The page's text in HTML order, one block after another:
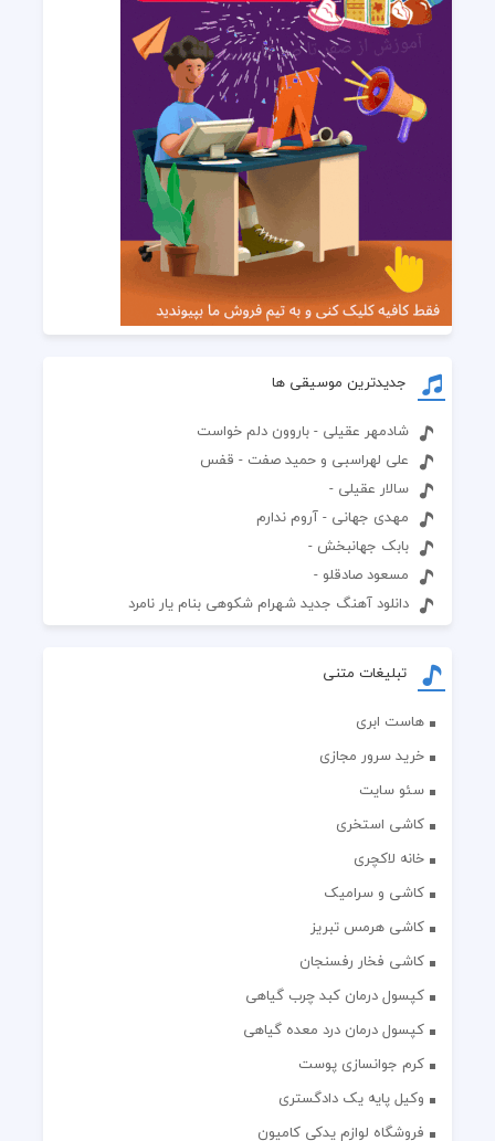
جدیدترین موسیقی ها
شادمهر عقیلی - باروون دلم خواست
علی لهراسبی و حمید صفت - قفس
سالار عقیلی -
مهدی جهانی - آروم ندارم
بابک جهانبخش -
مسعود صادقلو -
دانلود آهنگ جدید شهرام شکوهی بنام یار نامرد
تبلیغات متنی
هاست ابری
خرید سرور مجازی
سئو سایت
کاشی استخری
خانه لاکچری
کاشی و سرامیک
کاشی هرمس تبریز
کاشی فخار رفسنجان
کپسول درمان کبد چرب گیاهی
کپسول درمان درد معده گیاهی
کرم جوانسازی پوست
وکیل پایه یک دادگستری
فروشگاه لوازم یدکی کامیون